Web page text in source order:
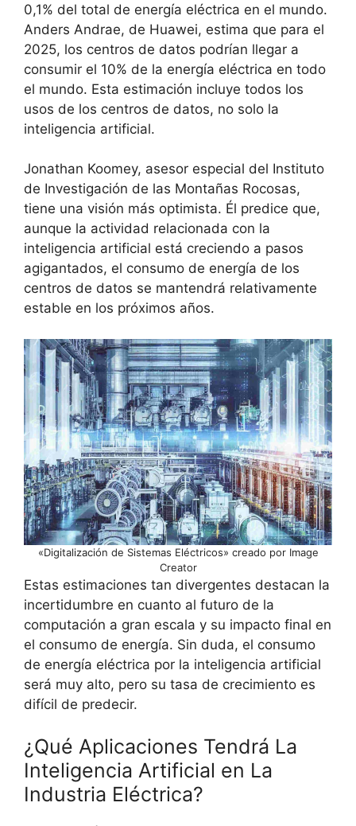
0,1% del total de energía eléctrica en el mundo.
Anders Andrae, de Huawei, estima que para el
2025, los centros de datos podrían llegar a
consumir el 10% de la energía eléctrica en todo
el mundo. Esta estimación incluye todos los
usos de los centros de datos, no solo la
inteligencia artificial.
Jonathan Koomey, asesor especial del Instituto
de Investigación de las Montañas Rocosas,
tiene una visión más optimista. Él predice que,
aunque la actividad relacionada con la
inteligencia artificial está creciendo a pasos
agigantados, el consumo de energía de los
centros de datos se mantendrá relativamente
estable en los próximos años.
«Digitalización de Sistemas Eléctricos» creado por Image
Creator
Estas estimaciones tan divergentes destacan la
incertidumbre en cuanto al futuro de la
computación a gran escala y su impacto final en
el consumo de energía. Sin duda, el consumo
de energía eléctrica por la inteligencia artificial
será muy alto, pero su tasa de crecimiento es
difícil de predecir.
¿Qué Aplicaciones Tendrá La
Inteligencia Artificial en La
Industria Eléctrica?